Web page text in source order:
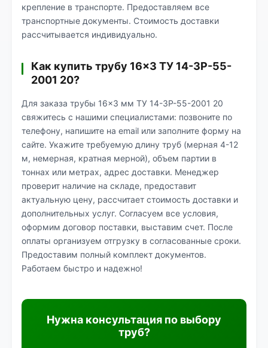
крепление в транспорте. Предоставляем все
транспортные документы. Стоимость доставки
рассчитывается индивидуально.
Как купить трубу 16×3 ТУ 14-3Р-55-
2001 20?
Для заказа трубы 16×3 мм ТУ 14-3Р-55-2001 20
свяжитесь с нашими специалистами: позвоните по
телефону, напишите на email или заполните форму на
сайте. Укажите требуемую длину труб (мерная 4-12
м, немерная, кратная мерной), объем партии в
тоннах или метрах, адрес доставки. Менеджер
проверит наличие на складе, предоставит
актуальную цену, рассчитает стоимость доставки и
дополнительных услуг. Согласуем все условия,
оформим договор поставки, выставим счет. После
оплаты организуем отгрузку в согласованные сроки.
Предоставим полный комплект документов.
Работаем быстро и надежно!
Нужна консультация по выбору
труб?